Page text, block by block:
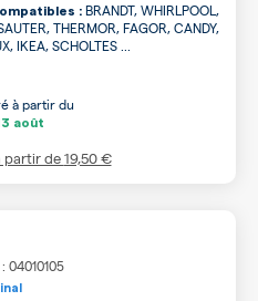
: BRANDT, WHIRLPOOL,
THERMOR, FAGOR, CANDY,
IKEA, SCHOLTES ...
à partir du
août
partir de19,50 €
04010105